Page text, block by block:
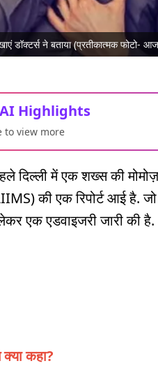
डॉक्टर्स ने बताया (प्रतीकात्मक फोटो-
Highlights
to view more
दिल्ली में एक शख्स की मोमोज़
की एक रिपोर्ट आई है.
एक एडवाइजरी जारी की है.
कहा?